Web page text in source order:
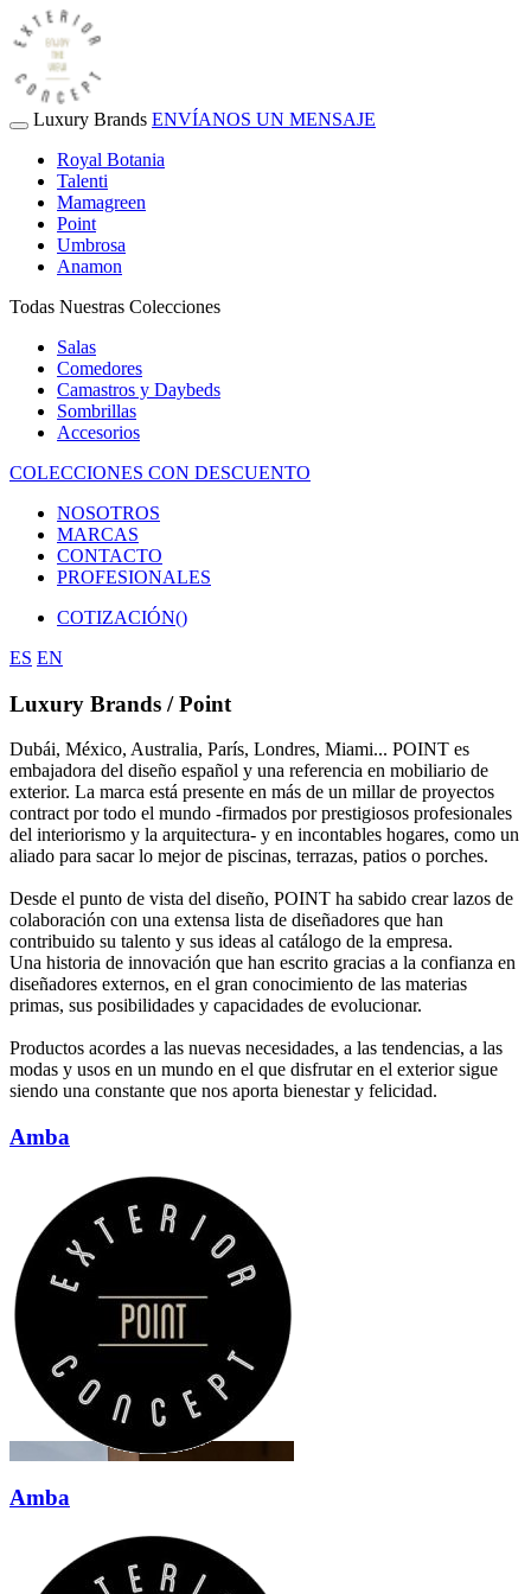
Luxury Brands ENVÍANOS UN MENSAJE
Royal Botania
Talenti
Mamagreen
Point
Umbrosa
Anamon
Todas Nuestras Colecciones
Salas
Comedores
Camastros y Daybeds
Sombrillas
Accesorios
COLECCIONES CON DESCUENTO
NOSOTROS
MARCAS
CONTACTO
PROFESIONALES
COTIZACIÓN()
ES EN
Luxury Brands /Point
Dubái, México, Australia, París, Londres, Miami... POINT es
embajadora del diseño español y una referencia en mobiliario de
exterior. La marca está presente en más de un millar de proyectos
contract por todo el mundo -firmados por prestigiosos profesionales
del interiorismo y la arquitectura- y en incontables hogares, como un
aliado para sacar lo mejor de piscinas, terrazas, patios o porches.
Desde el punto de vista del diseño, POINT ha sabido crear lazos de
colaboración con una extensa lista de diseñadores que han
contribuido su talento y sus ideas al catálogo de la empresa.
Una historia de innovación que han escrito gracias a la confianza en
diseñadores externos, en el gran conocimiento de las materias
primas, sus posibilidades y capacidades de evolucionar.
Productos acordes a las nuevas necesidades, a las tendencias, a las
modas y usos en un mundo en el que disfrutar en el exterior sigue
siendo una constante que nos aporta bienestar y felicidad.
Amba
Amba